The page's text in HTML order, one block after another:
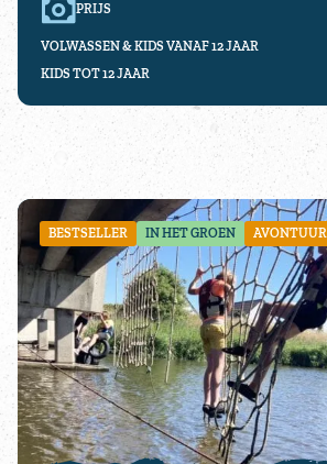
PRIJS
VOLWASSEN & KIDS VANAF 12 JAAR
KIDS TOT 12 JAAR
BESTSELLER IN HET GROEN AVONTUUR